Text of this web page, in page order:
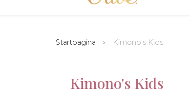
Startpagina Kimono's Kids
Kimono's Kids